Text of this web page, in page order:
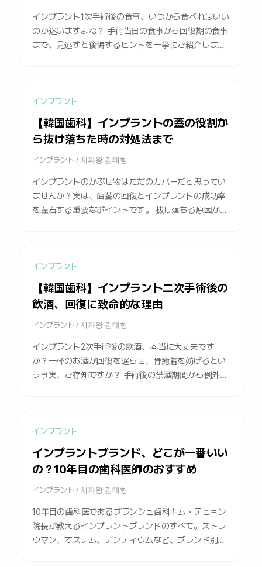
インプラント1次手術後の食事、いつから食べればいい
のか迷いますよね？ 手術当日の食事から回復期の食事
まで、見逃すと後悔するヒントを一挙にご紹介しま
インプラント
【韓国歯科】インプラントの蓋の役割か
ら抜け落ちた時の対処法まで
インプラント / 치과왕 김태형
インプラントのかぶせ物はただのカバーだと思ってい
ませんか？実は、歯茎の回復とインプラントの成功率
を左右する重要なポイントです。 抜け落ちる原因から
インプラント
【韓国歯科】インプラント二次手術後の
飲酒、回復に致命的な理由
インプラント / 치과왕 김태형
インプラント2次手術後の飲酒、本当に大丈夫です
か？一杯のお酒が回復を遅らせ、骨癒着を妨げるとい
う事実、ご存知ですか？ 手術後の禁酒期間から例外的
インプラント
インプラントブランド、どこが一番いい
の？10年目の歯科医師のおすすめ
インプラント / 치과왕 김태형
10年目の歯科医であるブランシュ歯科キム・テヒョン
院長が教えるインプラントブランドのすべて。ストラ
ウマン、オステム、デンティウムなど、ブランド別の